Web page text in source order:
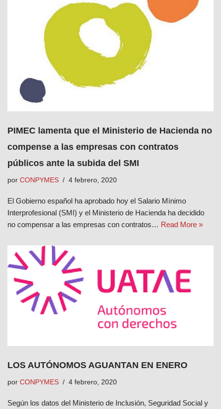
PIMEC lamenta que el Ministerio de Hacienda no
compense a las empresas con contratos
públicos ante la subida del SMI
por CONPYMES 4 febrero, 2020
El Gobierno español ha aprobado hoy el Salario Mínimo
Interprofesional (SMI) y el Ministerio de Hacienda ha decidido
no compensar a las empresas con contratos… Read More »
LOS AUTÓNOMOS AGUANTAN EN ENERO
por CONPYMES 4 febrero, 2020
Según los datos del Ministerio de Inclusión, Seguridad Social y